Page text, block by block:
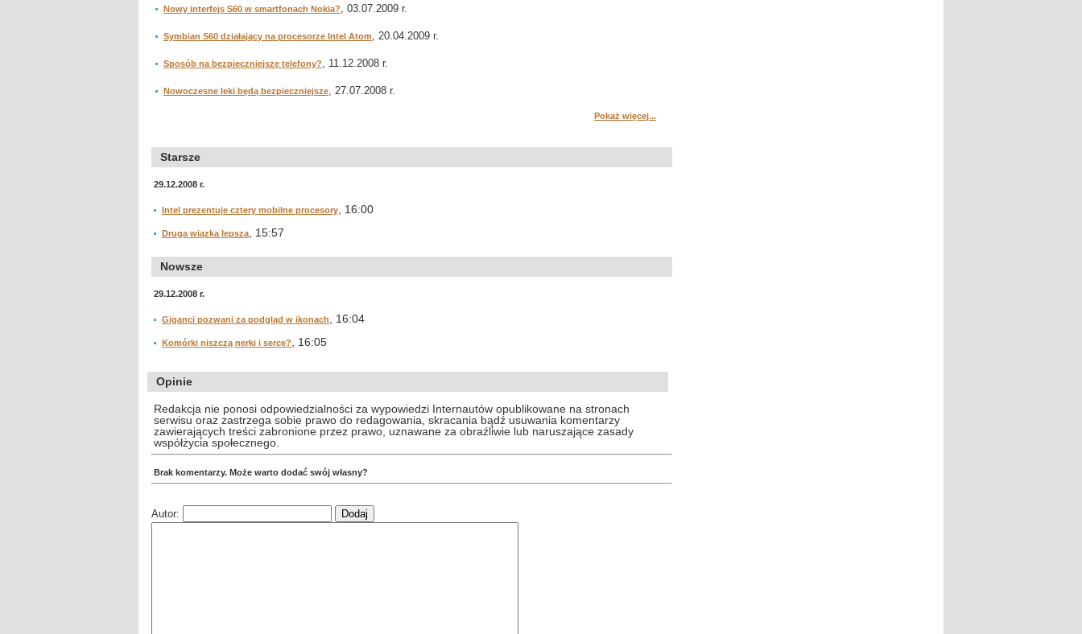
Nowy interfejs S60 w smartfonach Nokia?, 03.07.2009 r.
Symbian S60 działający na procesorze Intel Atom, 20.04.2009 r.
Sposób na bezpieczniejsze telefony?, 11.12.2008 r.
Nowoczesne leki będą bezpieczniejsze, 27.07.2008 r.
Pokaż więcej...
Starsze
29.12.2008 r.
Intel prezentuje cztery mobilne procesory , 16:00
Druga wiązka lepsza , 15:57
Nowsze
29.12.2008 r.
Giganci pozwani za podgląd w ikonach , 16:04
Komórki niszczą nerki i serce? , 16:05
Opinie
Redakcja nie ponosi odpowiedzialności za wypowiedzi Internautów opublikowane na stronach
serwisu oraz zastrzega sobie prawo do redagowania, skracania bądź usuwania komentarzy
zawierających treści zabronione przez prawo, uznawane za obraźliwie lub naruszające zasady
współżycia społecznego.
Brak komentarzy. Może warto dodać swój własny?
Autor: